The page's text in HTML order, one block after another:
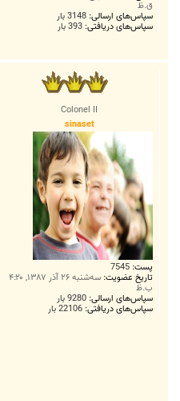
ق.ظ
سپاس‌های ارسالی: 3148 بار
سپاس‌های دریافتی: 393 بار
Colonel II
sinaset
پست: 7545
تاریخ عضویت: سه‌شنبه ۲۶ آذر ۱۳۸۷, ۴:۲۰
ب.ظ
سپاس‌های ارسالی: 9280 بار
سپاس‌های دریافتی: 22106 بار